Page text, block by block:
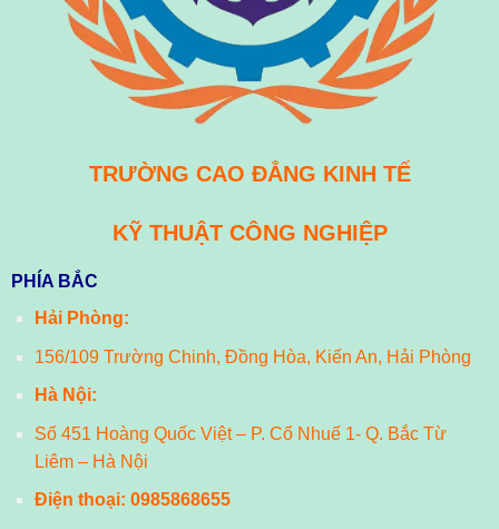
TRƯỜNG CAO ĐẲNG KINH TẾ
KỸ THUẬT CÔNG NGHIỆP
PHÍA BẮC
Hải Phòng:
156/109 Trường Chinh, Đồng Hòa, Kiến An, Hải Phòng
Hà Nội:
Số 451 Hoàng Quốc Việt – P. Cổ Nhuế 1- Q. Bắc Từ
Liêm – Hà Nội
Điện thoại: 0985868655